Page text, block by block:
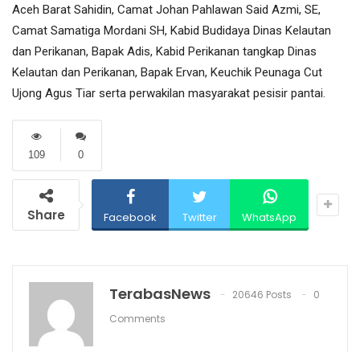
Aceh Barat Sahidin, Camat Johan Pahlawan Said Azmi, SE,
Camat Samatiga Mordani SH, Kabid Budidaya Dinas Kelautan
dan Perikanan, Bapak Adis, Kabid Perikanan tangkap Dinas
Kelautan dan Perikanan, Bapak Ervan, Keuchik Peunaga Cut
Ujong Agus Tiar serta perwakilan masyarakat pesisir pantai.
0
109
Share Facebook Twitter WhatsApp
TerabasNews 20646 Posts
0
Comments